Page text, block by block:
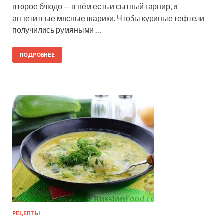
второе блюдо — в нём есть и сытный гарнир, и
аппетитные мясные шарики. Чтобы куриные тефтели
получились румяными …
ПОДРОБНЕЕ
РЕЦЕПТЫ